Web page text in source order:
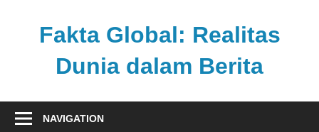
Fakta Global: Realitas
Dunia dalam Berita
kabar
NAVIGATION